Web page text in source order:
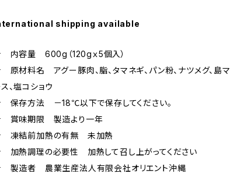
shipping available
容量 600g（120gｘ5個入）
材料名 アグー豚肉、脂、タマネギ、パン粉、ナツメグ、島マ
、塩コショウ
存方法 －18℃以下で保存してください。
味期限 製造より一年
結前加熱の有無 未加熱
熱調理の必要性 加熱して召し上がってください
造者 農業生産法人有限会社オリエント沖縄